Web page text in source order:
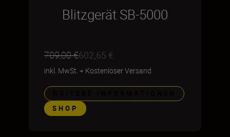
Blitzgerät SB-5000
709,00 €602,65 €
inkl. MwSt. + Kostenloser Versand
SHOP